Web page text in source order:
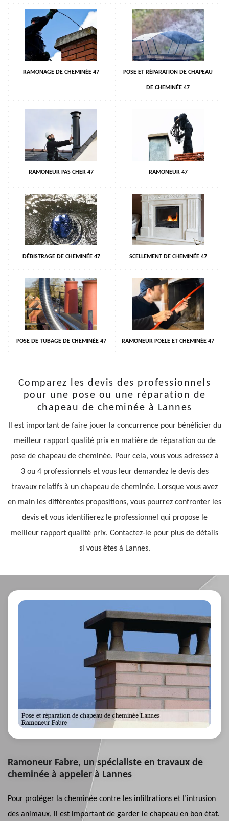
RAMONAGE DE CHEMINÉE 47 POSE ET RÉPARATION DE CHAPEAU
DE CHEMINÉE 47
RAMONEUR PAS CHER 47 RAMONEUR 47
DÉBISTRAGE DE CHEMINÉE 47 SCELLEMENT DE CHEMINÉE 47
POSE DE TUBAGE DE CHEMINÉE 47 RAMONEUR POELE ET CHEMINÉE 47
Comparez les devis des professionnels
pour une pose ou une réparation de
chapeau de cheminée à Lannes
Il est important de faire jouer la concurrence pour bénéficier du
meilleur rapport qualité prix en matière de réparation ou de
pose de chapeau de cheminée. Pour cela, vous vous adressez à
3 ou 4 professionnels et vous leur demandez le devis des
travaux relatifs à un chapeau de cheminée. Lorsque vous avez
en main les différentes propositions, vous pourrez confronter les
devis et vous identifierez le professionnel qui propose le
meilleur rapport qualité prix. Contactez-le pour plus de détails
si vous êtes à Lannes.
Ramoneur Fabre, un spécialiste en travaux de
cheminée à appeler à Lannes
Pour protéger la cheminée contre les infiltrations et l’intrusion
des animaux, il est important de garder le chapeau en bon état.